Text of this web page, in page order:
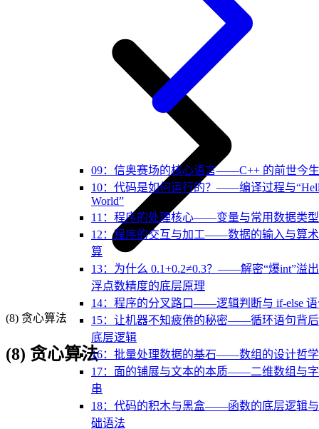
09：信奥赛场的核心语言——C++ 的前世今生
10：代码是如何运行的？——编译过程与
World”
11：程序的处理核心——变量与常用数据类型
12：程序的交互与加工——数据的输入与算
算
13：为什么 0.1+0.2≠0.3？——解密“爆int”溢
浮点数精度的底层原理
14：程序的分叉路口——逻辑判断与 if-else
15：让机器不知疲倦的秘密——循环语句背
底层逻辑
16：批量处理数据的基石——数组的设计哲学
17：面的铺展与文本的本质——二维数组与
串
18：代码的积木与黑盒——函数的底层逻辑
础语法
(8) 贪心算法
(8) 贪心算法